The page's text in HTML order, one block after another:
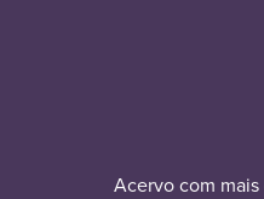
Acervo com